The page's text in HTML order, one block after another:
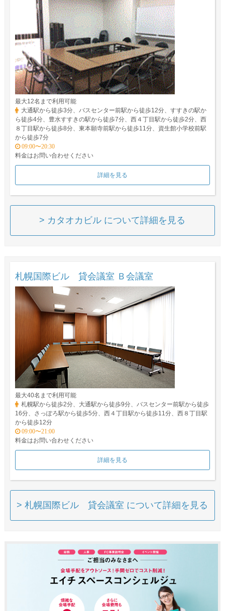
最大12名まで利用可能
大通駅から徒歩3分、バスセンター前駅から徒歩12分、すすきの駅か
ら徒歩4分、豊水すすきの駅から徒歩7分、西４丁目駅から徒歩2分、西
８丁目駅から徒歩8分、東本願寺前駅から徒歩11分、資生館小学校前駅
から徒歩7分
09:00〜20:30
料金はお問い合わせください
詳細を見る
> カタオカビル について詳細を見る
札幌国際ビル 貸会議室 Ｂ会議室
最大40名まで利用可能
札幌駅から徒歩2分、大通駅から徒歩9分、バスセンター前駅から徒歩
16分、さっぽろ駅から徒歩5分、西４丁目駅から徒歩11分、西８丁目駅
から徒歩12分
09:00〜21:00
料金はお問い合わせください
詳細を見る
> 札幌国際ビル 貸会議室 について詳細を見る